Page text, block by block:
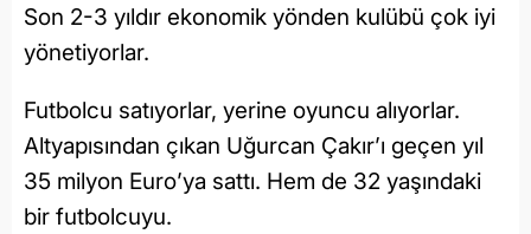
Son 2-3 yıldır ekonomik yönden kulübü çok iyi
yönetiyorlar.
Futbolcu satıyorlar, yerine oyuncu alıyorlar.
Altyapısından çıkan Uğurcan Çakır’ı geçen yıl
35 milyon Euro’ya sattı. Hem de 32 yaşındaki
bir futbolcuyu.